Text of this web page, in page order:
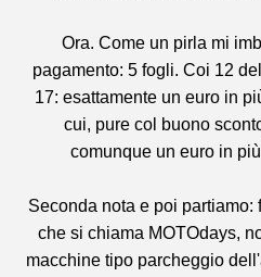
Ora. Come un pirla mi
pagamento: 5 fogli. Coi 12
17: esattamente un euro in
cui, pure col buono
comunque un euro in
Seconda nota e poi partiamo:
che si chiama MOTOdays,
macchine tipo parcheggio